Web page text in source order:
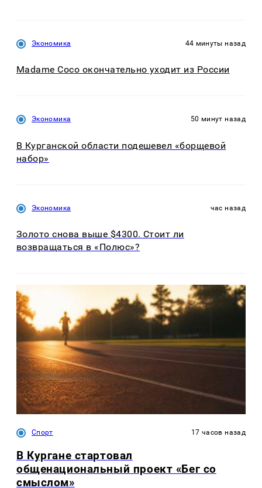
Экономика 44 минуты назад
Madame Coco окончательно уходит из России
Экономика 50 минут назад
В Курганской области подешевел «борщевой
набор»
Экономика час назад
Золото снова выше $4300. Стоит ли
возвращаться в «Полюс»?
Спорт 17 часов назад
В Кургане стартовал
общенациональный проект «Бег со
смыслом»